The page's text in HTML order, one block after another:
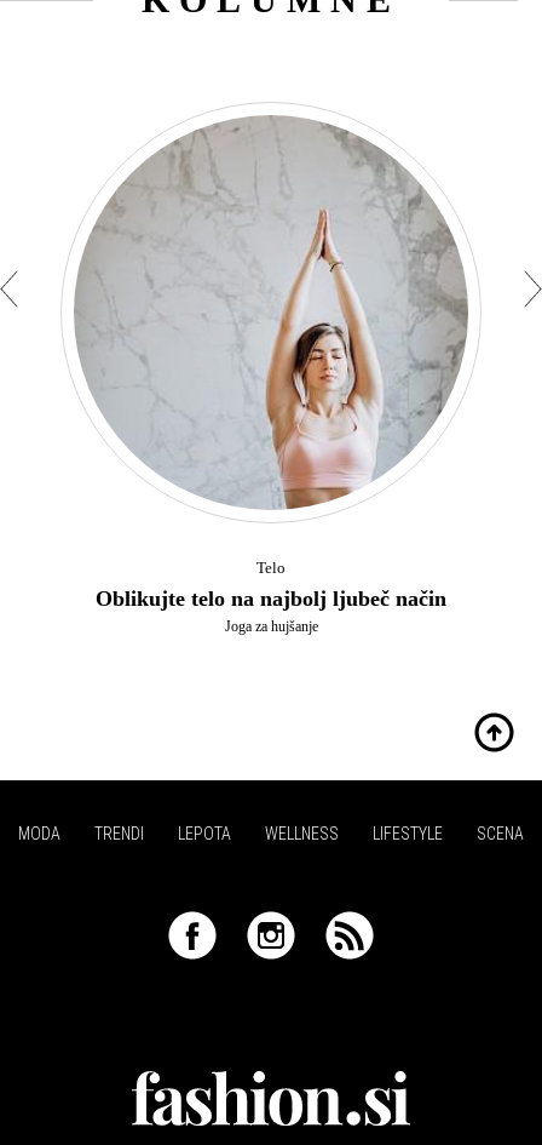
Telo
Oblikujte telo na najbolj ljubeč način
Joga za hujšanje
MODA TRENDI LEPOTA WELLNESS LIFESTYLE SCENA